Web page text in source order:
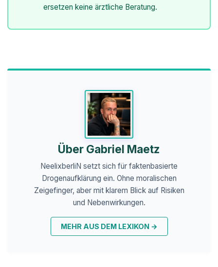
ersetzen keine ärztliche Beratung.
Über Gabriel Maetz
NeelixberliN setzt sich für faktenbasierte
Drogenaufklärung ein. Ohne moralischen
Zeigefinger, aber mit klarem Blick auf Risiken
und Nebenwirkungen.
MEHR AUS DEM LEXIKON →